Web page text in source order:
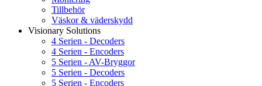
Tillbehör
Väskor & väderskydd
Visionary Solutions
4 Serien - Decoders
4 Serien - Encoders
5 Serien - AV-Bryggor
5 Serien - Decoders
5 Serien - Encoders